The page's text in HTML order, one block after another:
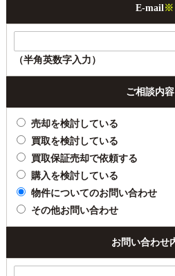
E-mail ※
（半角英数字入力）
ご相談内容
売却を検討している
買取を検討している
買取保証売却で依頼する
購入を検討している
物件についてのお問い合わせ
その他お問い合わせ
お問い合わせ